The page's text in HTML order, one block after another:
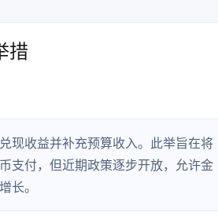
措
现收益并补充预算收入。此举旨在将
支付，但近期政策逐步开放，允许金
长。